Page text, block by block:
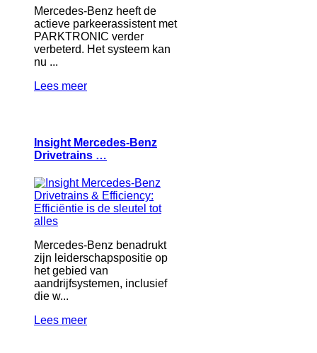
Mercedes-Benz heeft de
actieve parkeerassistent met
PARKTRONIC verder
verbeterd. Het systeem kan
nu ...
Lees meer
Insight Mercedes-Benz
Drivetrains …
Mercedes-Benz benadrukt
zijn leiderschapspositie op
het gebied van
aandrijfsystemen, inclusief
die w...
Lees meer